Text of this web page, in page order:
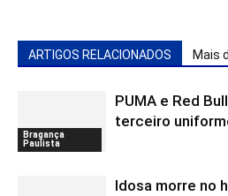
ARTIGOS RELACIONADOS Mais
Bragança
Paulista
PUMA e Red
terceiro
Idosa morre no